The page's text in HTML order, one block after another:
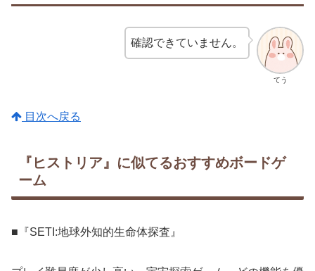
てう
確認できていません。
目次へ戻る
『ヒストリア』に似てるおすすめボードゲ
ーム
■『SETI:地球外知的生命体探査』